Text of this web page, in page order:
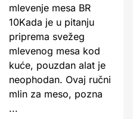
mlevenje mesa BR
10Kada je u pitanju
priprema svežeg
mlevenog mesa kod
kuće, pouzdan alat je
neophodan. Ovaj ručni
mlin za meso, pozna
...